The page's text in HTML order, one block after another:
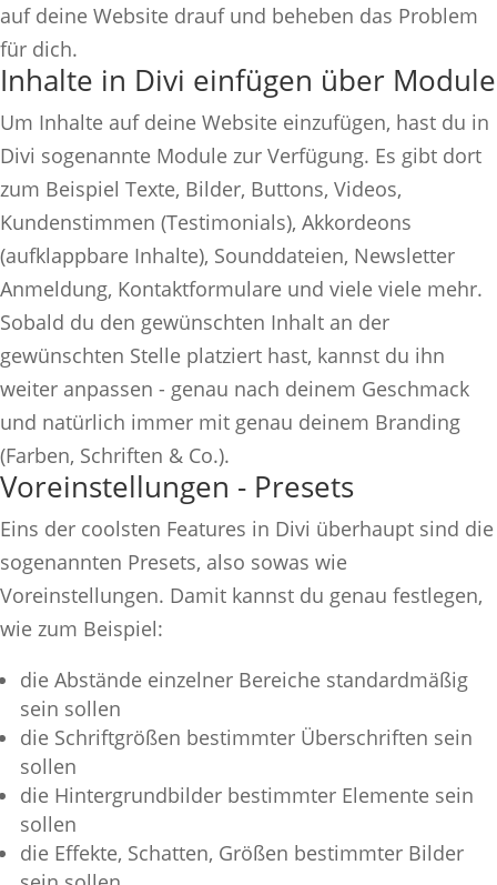
auf deine Website drauf und beheben das Problem
für dich.
Inhalte in Divi einfügen über Module
Um Inhalte auf deine Website einzufügen, hast du in
Divi sogenannte Module zur Verfügung. Es gibt dort
zum Beispiel Texte, Bilder, Buttons, Videos,
Kundenstimmen (Testimonials), Akkordeons
(aufklappbare Inhalte), Sounddateien, Newsletter
Anmeldung, Kontaktformulare und viele viele mehr.
Sobald du den gewünschten Inhalt an der
gewünschten Stelle platziert hast, kannst du ihn
weiter anpassen - genau nach deinem Geschmack
und natürlich immer mit genau deinem Branding
(Farben, Schriften & Co.).
Voreinstellungen - Presets
Eins der coolsten Features in Divi überhaupt sind die
sogenannten Presets, also sowas wie
Voreinstellungen. Damit kannst du genau festlegen,
wie zum Beispiel:
die Abstände einzelner Bereiche standardmäßig
sein sollen
die Schriftgrößen bestimmter Überschriften sein
sollen
die Hintergrundbilder bestimmter Elemente sein
sollen
die Effekte, Schatten, Größen bestimmter Bilder